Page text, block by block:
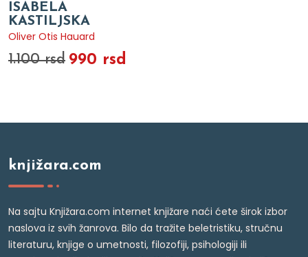
ISABELA
KASTILJSKA
Oliver Otis Hauard
1.100 rsd 990 rsd
knjižara.com
Na sajtu Knjižara.com internet knjižare naći ćete širok izbor
naslova iz svih žanrova. Bilo da tražite beletristiku, stručnu
literaturu, knjige o umetnosti, filozofiji, psihologiji ili